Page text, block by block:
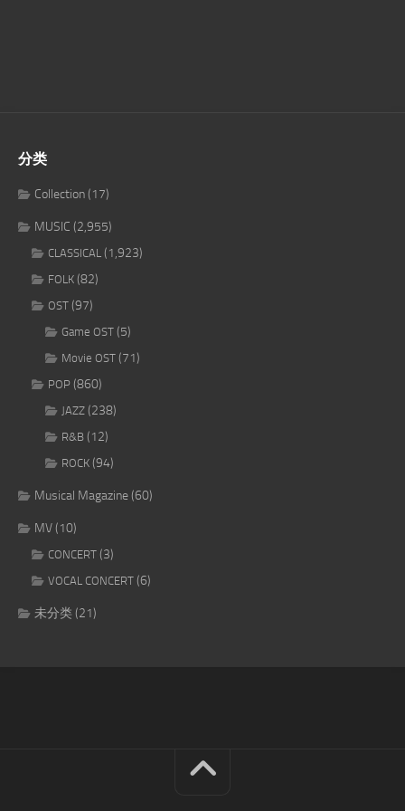
分类
Collection(17)
MUSIC (2,955)
CLASSICAL (1,923)
FOLK (82)
OST (97)
Game OST (5)
Movie OST (71)
POP (860)
JAZZ (238)
R&B (12)
ROCK (94)
Musical Magazine(60)
MV(10)
CONCERT (3)
VOCAL CONCERT (6)
未分类(21)